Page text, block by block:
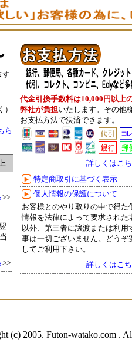
ら
>>
>>
代金引換手数料は10,000円以上
弊社が負担いたします。その他
お支払方法で決済できます。
詳しくはこ
特定商取引に基づく表示
個人情報の保護について
お客様とのやり取りの中で得た
情報を法律によって要求された
以外、第三者に譲渡または利用
事は一切ございません。どうぞ
してご利用下さい。
詳しくはこ
(c) 2005. Futon-watako.com .